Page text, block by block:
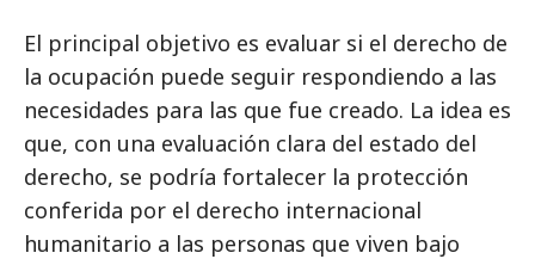
El principal objetivo es evaluar si el derecho de
la ocupación puede seguir respondiendo a las
necesidades para las que fue creado. La idea es
que, con una evaluación clara del estado del
derecho, se podría fortalecer la protección
conferida por el derecho internacional
humanitario a las personas que viven bajo